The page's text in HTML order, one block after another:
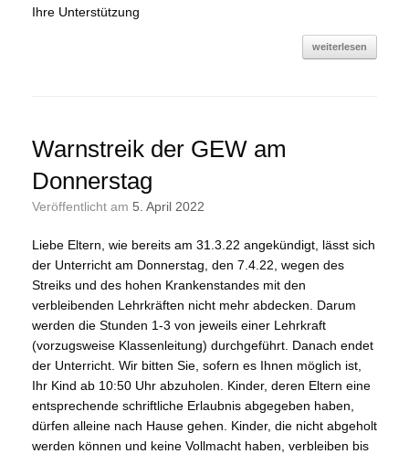
Ihre Unterstützung
weiterlesen
Warnstreik der GEW am
Donnerstag
Veröffentlicht am 5. April 2022
Liebe Eltern, wie bereits am 31.3.22 angekündigt, lässt sich
der Unterricht am Donnerstag, den 7.4.22, wegen des
Streiks und des hohen Krankenstandes mit den
verbleibenden Lehrkräften nicht mehr abdecken. Darum
werden die Stunden 1-3 von jeweils einer Lehrkraft
(vorzugsweise Klassenleitung) durchgeführt. Danach endet
der Unterricht. Wir bitten Sie, sofern es Ihnen möglich ist,
Ihr Kind ab 10:50 Uhr abzuholen. Kinder, deren Eltern eine
entsprechende schriftliche Erlaubnis abgegeben haben,
dürfen alleine nach Hause gehen. Kinder, die nicht abgeholt
werden können und keine Vollmacht haben, verbleiben bis